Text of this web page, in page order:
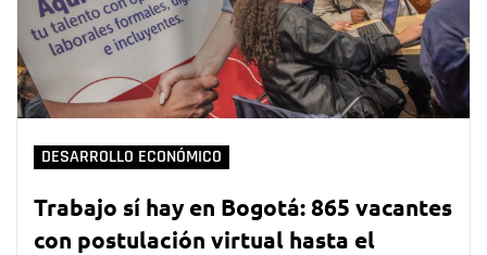
DESARROLLO ECONÓMICO
Trabajo sí hay en Bogotá: 865 vacantes
con postulación virtual hasta el